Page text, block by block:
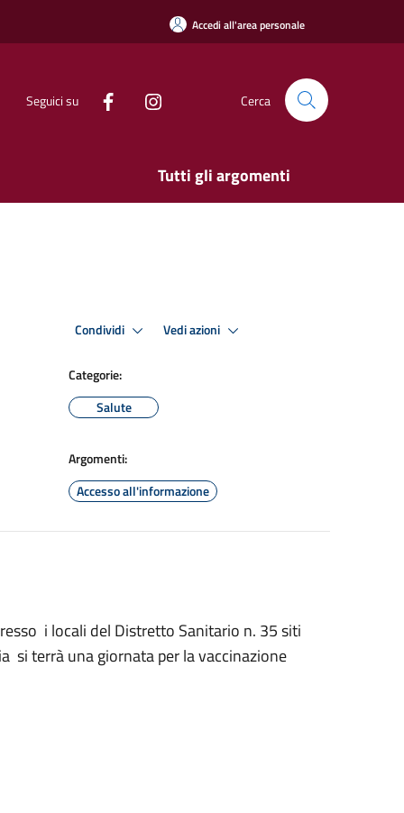
Accedi all'area personale
Seguici su Cerca
Tutti gli argomenti
Condividi Vedi azioni
Categorie:
Salute
Argomenti:
Accesso all'informazione
i locali del Distretto Sanitario n. 35 siti
si terrà una giornata per la vaccinazione